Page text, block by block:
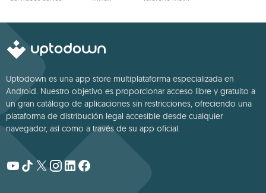
Uptodown es una app store multiplataforma especializada en
Android. Nuestro objetivo es proporcionar acceso libre y gratuito a
un gran catálogo de aplicaciones sin restricciones, ofreciendo una
plataforma de distribución legal accesible desde cualquier
navegador, así como a través de su app oficial.